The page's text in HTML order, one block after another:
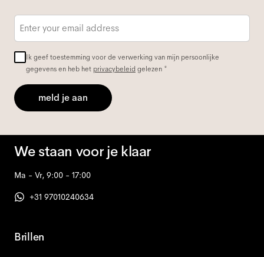
E-
mailadres*
Ik geef toestemming voor de verwerking van mijn persoonlijke
gegevens en heb het privacybeleidgelezen *
meld je aan
We staan voor je klaar
Ma - Vr, 9:00 - 17:00
+31 97010240634
Brillen